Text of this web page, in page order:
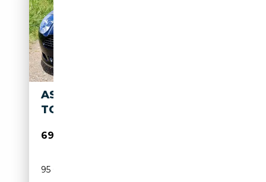
ASTON MARTIN DB 5.9 V12
TOUCHTRONIC
69 500€
95 000 km